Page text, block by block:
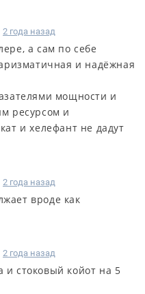
2 года назад
а сам по себе
и надёжная
мощности и
ресурсом и
и хелефант не дадут
2 года назад
вроде как
2 года назад
и стоковый койот на 5